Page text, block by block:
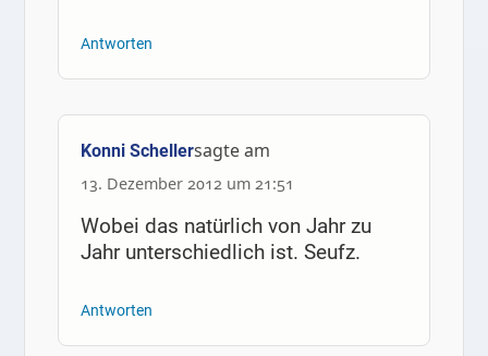
Antworten
Konni Schellersagte am
13. Dezember 2012 um 21:51
Wobei das natürlich von Jahr zu
Jahr unterschiedlich ist. Seufz.
Antworten